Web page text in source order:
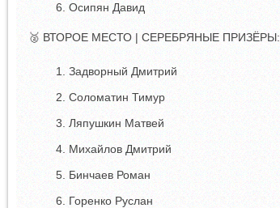
Осипян Давид
🥈 ВТОРОЕ МЕСТО | СЕРЕБРЯНЫЕ ПРИЗЁРЫ:
Задворный Дмитрий
Соломатин Тимур
Ляпушкин Матвей
Михайлов Дмитрий
Бинчаев Роман
Горенко Руслан